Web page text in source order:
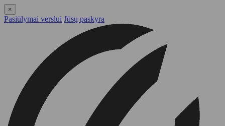
×
Pasiūlymai verslui Jūsų paskyra